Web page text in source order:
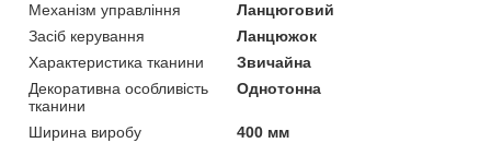
Механізм управління
Ланцюговий
Засіб керування
Ланцюжок
Характеристика тканини
Звичайна
Декоративна особливість
тканини
Однотонна
Ширина виробу
400 мм